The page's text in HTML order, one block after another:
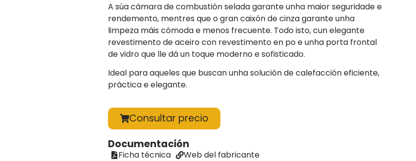
A súa cámara de combustión selada garante unha maior seguridade e
rendemento, mentres que o gran caixón de cinza garante unha
limpeza máis cómoda e menos frecuente. Todo isto, cun elegante
revestimento de aceiro con revestimento en po e unha porta frontal
de vidro que lle dá un toque moderno e sofisticado.
Ideal para aqueles que buscan unha solución de calefacción eficiente,
práctica e elegante.
Consultar precio
Documentación
Ficha técnica Web del fabricante